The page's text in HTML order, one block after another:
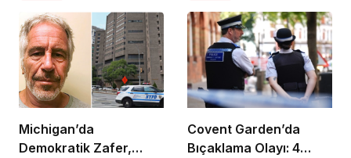
Michigan’da
Demokratik Zafer,
Covent Garden’da
Bıçaklama Olayı: 4